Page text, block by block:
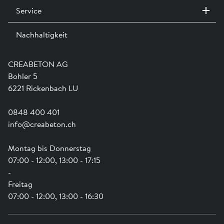
H411
Wirkung.
Komponente B
H314Verursacht schwere Verätzungen der Haut und
schwere Augenschäden.
CREABETON AG
Bohler 5
6221 Rickenbach LU
0848 400 401
info@creabeton.ch
Montag bis Donnerstag
07:00 - 12:00, 13:00 - 17:15
-
Freitag
07:00 - 12:00, 13:00 - 16:30
Kontakt / Standorte
Ausstellungen
Team
Ausbildung
Service
Dienstleistungen
Shop Hilfe
Anwendungsunterstützung
Newsletter
Nachhaltigkeit
Engagement
Swissness
Schwammstadt